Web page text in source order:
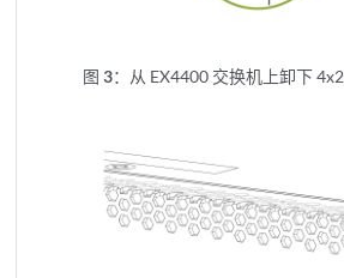
图 3： 从 EX4400 交换机上卸下